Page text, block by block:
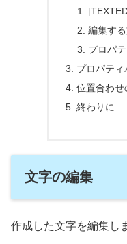
編集す
プロパ
プロパテ
位置合わせ
終わりに
文字の編集
作成した文字を編集し